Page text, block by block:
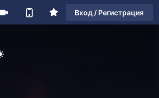
Вход / Регистрация